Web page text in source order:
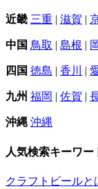
近畿 三重 | 滋賀 |
中国 鳥取 | 島根 |
四国 徳島 | 香川 |
九州 福岡 | 佐賀 |
沖縄 沖縄
人気検索キーワー
クラフトビールと